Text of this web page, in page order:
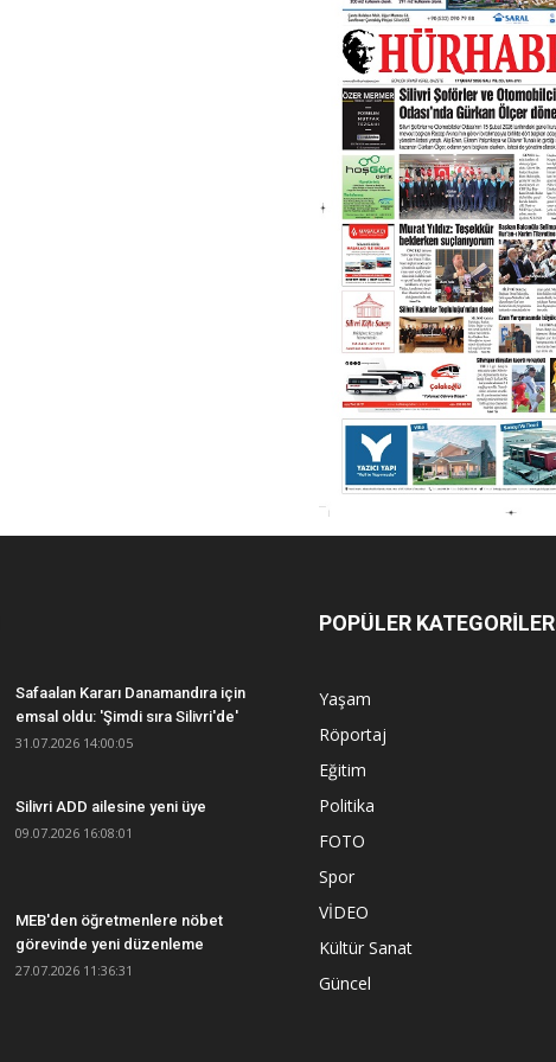
Safaalan Kararı Danamandıra için
emsal oldu: 'Şimdi sıra Silivri'de'
31.07.2026 14:00:05
Silivri ADD ailesine yeni üye
09.07.2026 16:08:01
MEB'den öğretmenlere nöbet
görevinde yeni düzenleme
27.07.2026 11:36:31
POPÜLER KATEGORİLER
Yaşam
Röportaj
Eğitim
Politika
FOTO
Spor
VİDEO
Kültür Sanat
Güncel